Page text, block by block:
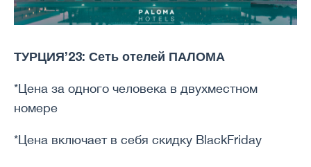
ТУРЦИЯ’23: Сеть отелей ПАЛОМА
*Цена за одного человека в двухместном
номере
*Цена включает в себя скидку BlackFriday